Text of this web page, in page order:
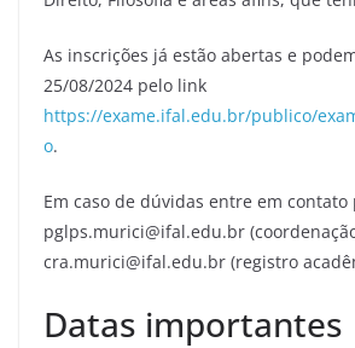
As inscrições já estão abertas e
25/08/2024 pelo link
https://exame.ifal.edu.br/publico/
o.
Em caso de dúvidas entre em contato
pglps.murici@ifal.edu.br
cra.murici@ifal.edu.br (registro
Datas importantes